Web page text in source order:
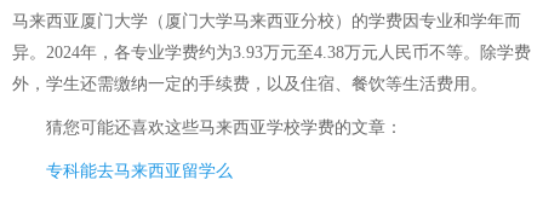
马来西亚厦门大学（厦门大学马来西亚分校）的学费因专业和学年而
异。2024年，各专业学费约为3.93万元至4.38万元人民币不等。除学费
外，学生还需缴纳一定的手续费，以及住宿、餐饮等生活费用。
猜您可能还喜欢这些马来西亚学校学费的文章：
专科能去马来西亚留学么